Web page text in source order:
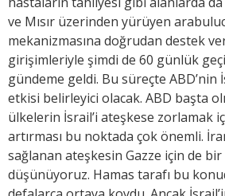
ve Mısır üzerinden yürüyen
mekanizmasına doğrudan destek
girişimleriyle şimdi de 60 günlük
gündeme geldi. Bu süreçte ABD’nin
etkisi belirleyici olacak. ABD başta
ülkelerin İsrail’i ateşkese zorlamak
artırması bu noktada çok önemli.
sağlanan ateşkesin Gazze için de bir
düşünüyoruz. Hamas tarafı bu